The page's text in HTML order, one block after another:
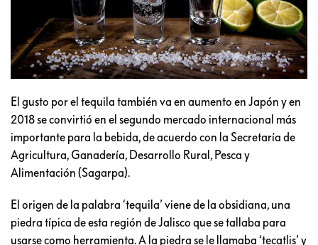
El gusto por el tequila también va en aumento en Japón y en
2018 se convirtió en el segundo mercado internacional más
importante para la bebida, de acuerdo con la Secretaría de
Agricultura, Ganadería, Desarrollo Rural, Pesca y
Alimentación (Sagarpa).
El origen de la palabra ‘tequila’ viene de la obsidiana, una
piedra típica de esta región de Jalisco que se tallaba para
usarse como herramienta. A la piedra se le llamaba ‘tecatlis’ y